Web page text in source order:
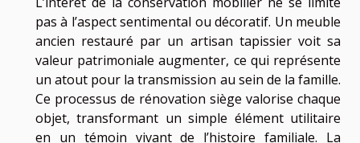
pas à l’aspect sentimental ou décoratif. Un meuble
ancien restauré par un artisan tapissier voit sa
valeur patrimoniale augmenter, ce qui représente
un atout pour la transmission au sein de la famille.
Ce processus de rénovation siège valorise chaque
objet, transformant un simple élément utilitaire
en un témoin vivant de l’histoire familiale. La